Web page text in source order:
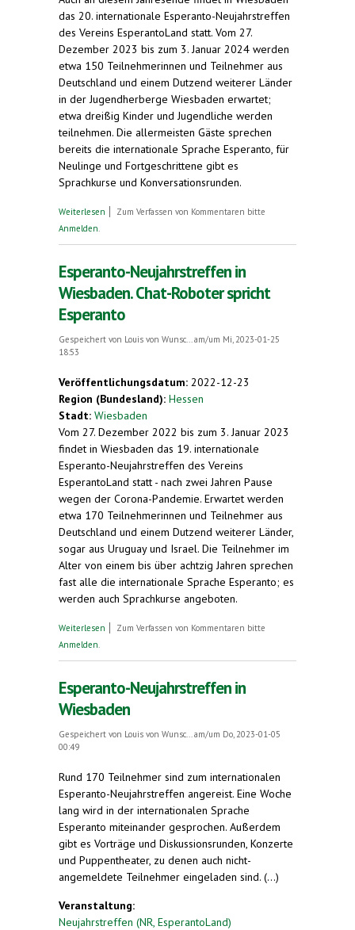
das 20. internationale Esperanto-Neujahrstreffen
des Vereins EsperantoLand statt. Vom 27.
Dezember 2023 bis zum 3. Januar 2024 werden
etwa 150 Teilnehmerinnen und Teilnehmer aus
Deutschland und einem Dutzend weiterer Länder
in der Jugendherberge Wiesbaden erwartet;
etwa dreißig Kinder und Jugendliche werden
teilnehmen. Die allermeisten Gäste sprechen
bereits die internationale Sprache Esperanto, für
Neulinge und Fortgeschrittene gibt es
Sprachkurse und Konversationsrunden.
Weiterlesen über Esperanto zu Gast in Wiesbaden.
Zum Verfassen von Kommentaren bitte
Anmelden
Esperanto-Neujahrstreffen in
Wiesbaden. Chat-Roboter spricht
Esperanto
Gespeichert von Louis von Wunsc...
am/um Mi, 2023-01-25
18:53
Veröffentlichungsdatum: 2022-12-23
Region (Bundesland): Hessen
Stadt: Wiesbaden
Vom 27. Dezember 2022 bis zum 3. Januar 2023
findet in Wiesbaden das 19. internationale
Esperanto-Neujahrstreffen des Vereins
EsperantoLand statt - nach zwei Jahren Pause
wegen der Corona-Pandemie. Erwartet werden
etwa 170 Teilnehmerinnen und Teilnehmer aus
Deutschland und einem Dutzend weiterer Länder,
sogar aus Uruguay und Israel. Die Teilnehmer im
Alter von einem bis über achtzig Jahren sprechen
fast alle die internationale Sprache Esperanto; es
werden auch Sprachkurse angeboten.
Weiterlesen über Esperanto-Neujahrstreffen in Wiesbaden.
Zum Verfassen von Kommentaren bitte
Anmelden
Esperanto-Neujahrstreffen in
Wiesbaden
Gespeichert von Louis von Wunsc...
am/um Do, 2023-01-05
00:49
Rund 170 Teilnehmer sind zum internationalen
Esperanto-Neujahrstreffen angereist. Eine Woche
lang wird in der internationalen Sprache
Esperanto miteinander gesprochen. Außerdem
gibt es Vorträge und Diskussionsrunden, Konzerte
und Puppentheater, zu denen auch nicht-
angemeldete Teilnehmer eingeladen sind. (...)
Veranstaltung:
Neujahrstreffen (NR, EsperantoLand)